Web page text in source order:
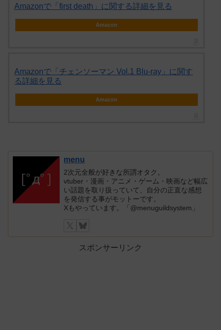
Amazonで「first death」に関する詳細を見る
Amazon
Amazonで「チェンソーマン Vol.1 Blu-ray」に関す
る詳細を見る
Amazon
menu
2次元全般が好きな所謂オタク。
vtuber・漫画・アニメ・ゲーム・映画など幅広
い話題を取り扱っていて、自分の正直な感想
を発信する事がモットーです。
Xもやっています。「@menuguildsystem」
スポンサーリンク